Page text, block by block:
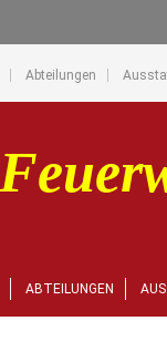
Abteilungen
ABTEILUNGEN